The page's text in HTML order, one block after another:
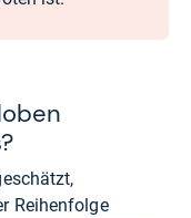
Reihenfolge